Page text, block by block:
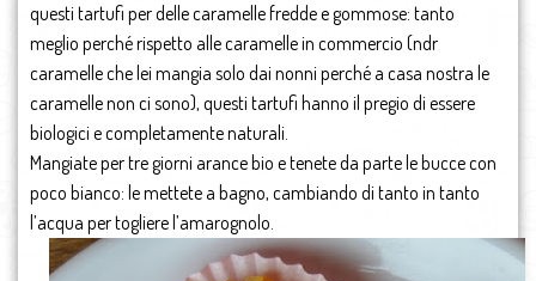
questi tartufi per delle caramelle fredde e gommose: tanto
meglio perché rispetto alle caramelle in commercio (ndr
caramelle che lei mangia solo dai nonni perché a casa nostra le
caramelle non ci sono), questi tartufi hanno il pregio di essere
biologici e completamente naturali.
Mangiate per tre giorni arance bio e tenete da parte le bucce con
poco bianco: le mettete a bagno, cambiando di tanto in tanto
l’acqua per togliere l’amarognolo.